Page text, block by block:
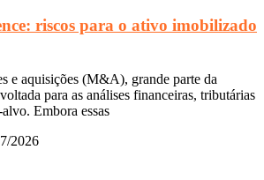
riscos para o ativo imobilizado
e aquisições (M&A), grande parte da
para as análises financeiras, tributárias
Embora essas
2026